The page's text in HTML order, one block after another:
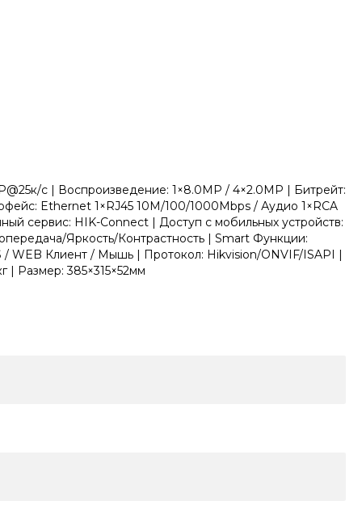
с | Воспроизведение: 1×8.0MP / 4×2.0MP | Битрейт:
Ethernet 1×RJ45 10M/100/1000Mbps / Аудио 1×RCA
сервис: HIK-Connect | Доступ с мобильных устройств:
Яркость/Контрастность | Smart Функции:
Клиент / Мышь | Протокол: Hikvision/ONVIF/ISAPI |
| Размер: 385×315×52мм